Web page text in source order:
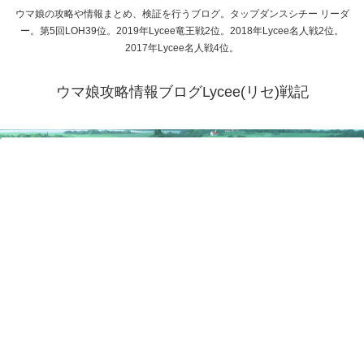
ウマ娘の攻略や情報まとめ、検証を行うブログ。タップダンスシチー リーダ
ー。第5回LOH39位。2019年Lycee竜王戦2位。2018年Lycee名人戦2位。
2017年Lycee名人戦4位。
ウマ娘攻略情報ブログLycee(リセ)戦記